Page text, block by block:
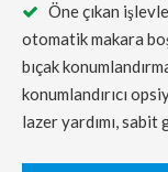

Öne çıkan
otomatik makara
bıçak
konumlandırıcı
lazer yardımı,